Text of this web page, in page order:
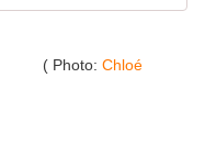
( Photo: Chloé